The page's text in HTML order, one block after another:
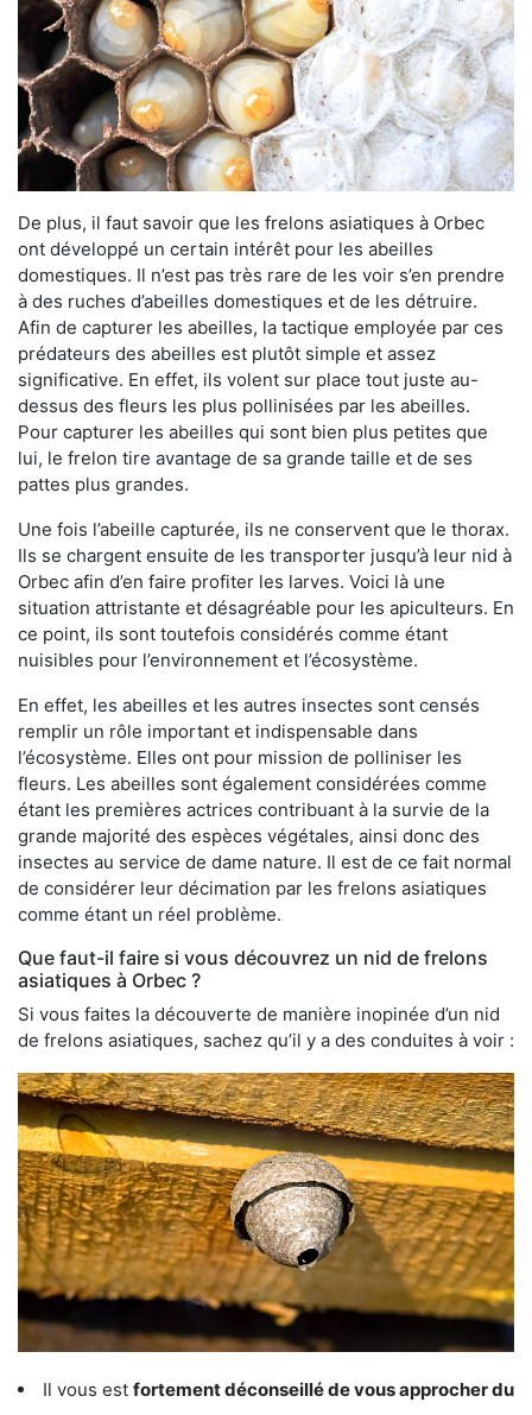
De plus, il faut savoir que les frelons asiatiques à Orbec
ont développé un certain intérêt pour les abeilles
domestiques. Il n’est pas très rare de les voir s’en prendre
à des ruches d’abeilles domestiques et de les détruire.
Afin de capturer les abeilles, la tactique employée par ces
prédateurs des abeilles est plutôt simple et assez
significative. En effet, ils volent sur place tout juste au-
dessus des fleurs les plus pollinisées par les abeilles.
Pour capturer les abeilles qui sont bien plus petites que
lui, le frelon tire avantage de sa grande taille et de ses
pattes plus grandes.
Une fois l’abeille capturée, ils ne conservent que le thorax.
Ils se chargent ensuite de les transporter jusqu’à leur nid à
Orbec afin d’en faire profiter les larves. Voici là une
situation attristante et désagréable pour les apiculteurs. En
ce point, ils sont toutefois considérés comme étant
nuisibles pour l’environnement et l’écosystème.
En effet, les abeilles et les autres insectes sont censés
remplir un rôle important et indispensable dans
l’écosystème. Elles ont pour mission de polliniser les
fleurs. Les abeilles sont également considérées comme
étant les premières actrices contribuant à la survie de la
grande majorité des espèces végétales, ainsi donc des
insectes au service de dame nature. Il est de ce fait normal
de considérer leur décimation par les frelons asiatiques
comme étant un réel problème.
Que faut-il faire si vous découvrez un nid de frelons
asiatiques à Orbec ?
Si vous faites la découverte de manière inopinée d’un nid
de frelons asiatiques, sachez qu’il y a des conduites à voir :
Il vous est fortement déconseillé de vous approcher du